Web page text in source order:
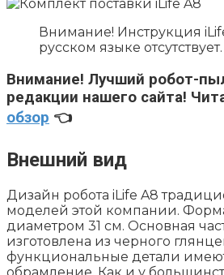
Внимание! Инструкция
русском языке отсутствует.
Внимание! Лучший робот-
редакции нашего сайта!
обзор 👈
Внешний вид
Дизайн робота iLife A8
моделей этой компании.
диаметром 31 см. Основная
изготовлена из черного
функциональные детали